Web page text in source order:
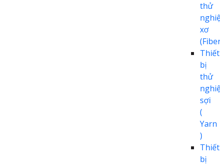
thử
xơ
Thiết
bị
thử
sợi
(
Yarn
)
Thiết
bị